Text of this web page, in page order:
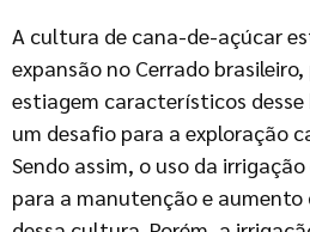
A cultura de cana-de-açúcar
expansão no Cerrado
estiagem característicos
um desafio para a exploração
Sendo assim, o uso da
para a manutenção e